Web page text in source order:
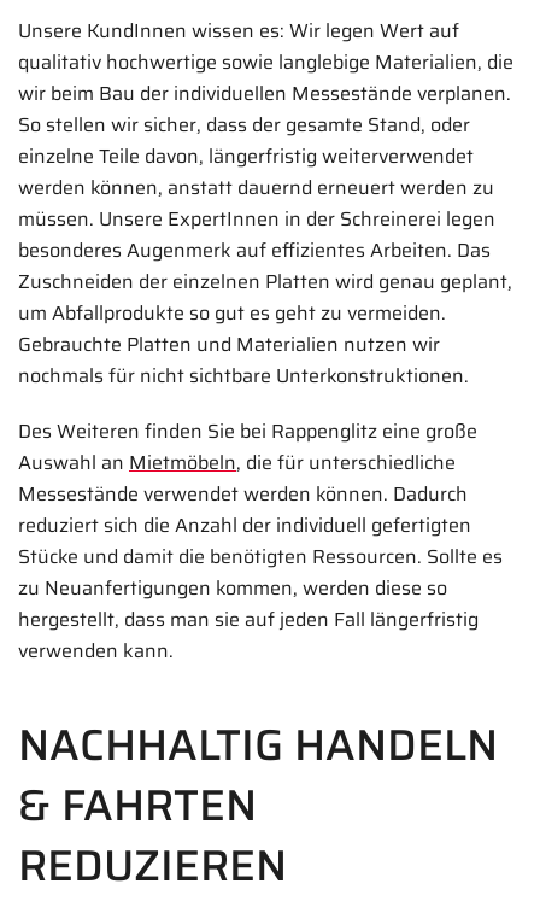
Unsere KundInnen wissen es: Wir legen Wert auf
qualitativ hochwertige sowie langlebige Materialien, die
wir beim Bau der individuellen Messestände verplanen.
So stellen wir sicher, dass der gesamte Stand, oder
einzelne Teile davon, längerfristig weiterverwendet
werden können, anstatt dauernd erneuert werden zu
müssen. Unsere ExpertInnen in der Schreinerei legen
besonderes Augenmerk auf effizientes Arbeiten. Das
Zuschneiden der einzelnen Platten wird genau geplant,
um Abfallprodukte so gut es geht zu vermeiden.
Gebrauchte Platten und Materialien nutzen wir
nochmals für nicht sichtbare Unterkonstruktionen.
Des Weiteren finden Sie bei Rappenglitz eine große
Auswahl an Mietmöbeln, die für unterschiedliche
Messestände verwendet werden können. Dadurch
reduziert sich die Anzahl der individuell gefertigten
Stücke und damit die benötigten Ressourcen. Sollte es
zu Neuanfertigungen kommen, werden diese so
hergestellt, dass man sie auf jeden Fall längerfristig
verwenden kann.
NACHHALTIG HANDELN
& FAHRTEN
REDUZIEREN